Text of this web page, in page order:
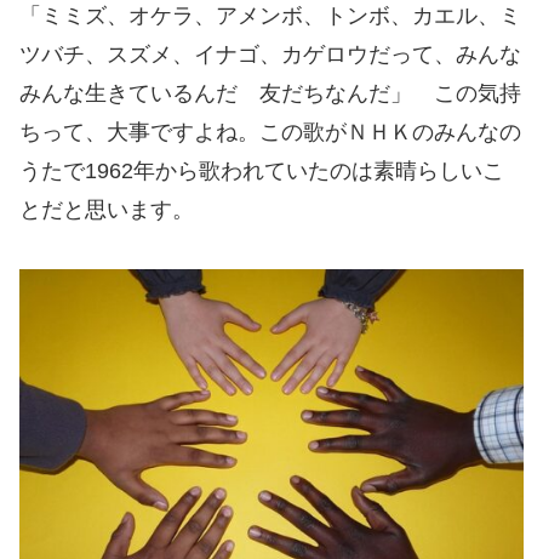
「ミミズ、オケラ、アメンボ、トンボ、カエル、ミ
ツバチ、スズメ、イナゴ、カゲロウだって、みんな
みんな生きているんだ 友だちなんだ」 この気持
ちって、大事ですよね。この歌がＮＨＫのみんなの
うたで1962年から歌われていたのは素晴らしいこ
とだと思います。